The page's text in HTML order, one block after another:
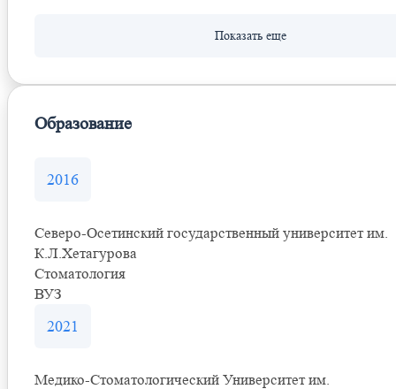
Образование
2016
Северо-Осетинский государственный университет им.
К.Л.Хетагурова
Стоматология
ВУЗ
2021
Медико-Стоматологический Университет им.